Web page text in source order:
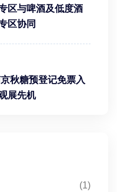
区与啤酒及低度酒
区协同
秋糖预登记免票入
展先机
(1)